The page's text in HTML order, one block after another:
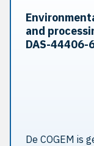
and
DAS-44406-
De COGEM is